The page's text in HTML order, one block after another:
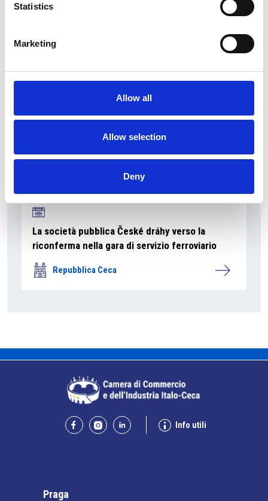
Statistics
Marketing
Allow all
Allow selection
Deny
Repubblica Ceca
La società pubblica České dráhy verso la
riconferma nella gara di servizio ferroviario
Repubblica Ceca
Info utili
Praga